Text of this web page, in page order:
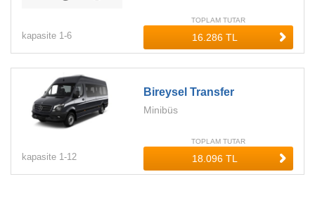
kapasite 1-6
TOPLAM TUTAR
Bireysel Transfer
Minibüs
kapasite 1-12
TOPLAM TUTAR